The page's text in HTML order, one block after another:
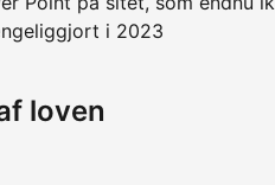
i 2023
loven